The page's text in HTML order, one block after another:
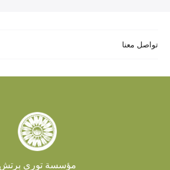
تواصل معنا
مؤسسة توري برتش